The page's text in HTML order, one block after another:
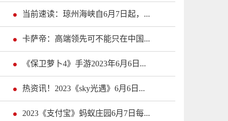
当前速读：琼州海峡自6月7日起，...
卡萨帝：高端领先可不能只在中国...
《保卫萝卜4》手游2023年6月6日...
热资讯！2023《sky光遇》6月6日...
2023《支付宝》蚂蚁庄园6月7日每...